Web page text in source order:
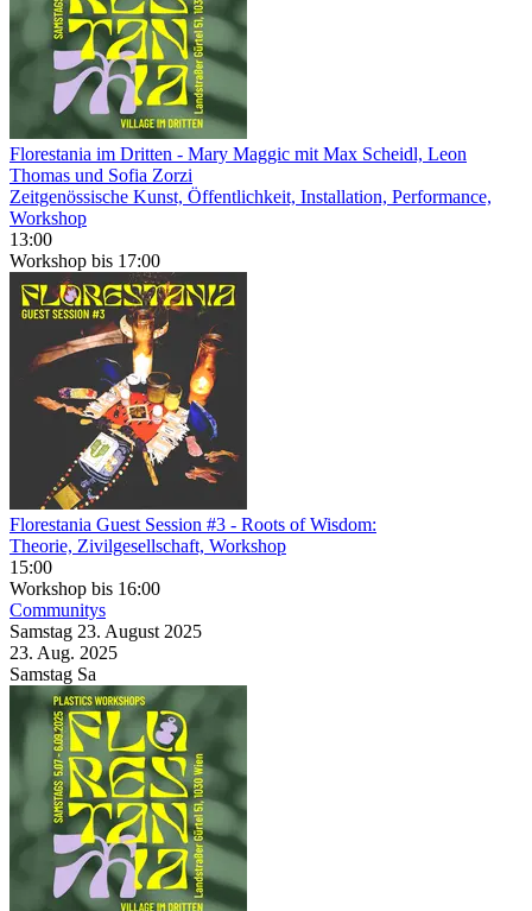
Florestania im Dritten - Mary Maggic mit Max Scheidl, Leon
Thomas und Sofia Zorzi
Zeitgenössische Kunst, Öffentlichkeit, Installation, Performance,
Workshop
13:00
Workshop bis 17:00
Florestania Guest Session #3 - Roots of Wisdom:
Theorie, Zivilgesellschaft, Workshop
15:00
Workshop bis 16:00
Communitys
Samstag 23. August 2025
23. Aug. 2025
Samstag Sa